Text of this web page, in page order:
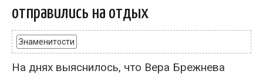
отправились на отдых
Знаменитости
На днях выяснилось, что Вера Брежнева